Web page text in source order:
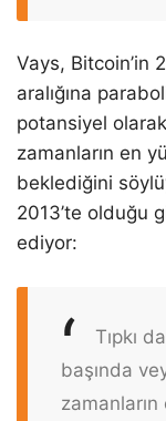
Vays, Bitcoin’in
aralığına
potansiyel
zamanların en
beklediğini
2013’te olduğu
ediyor:
Tıpkı
başında